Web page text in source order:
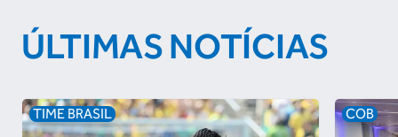
ÚLTIMAS NOTÍCIAS
TIME BRASIL COB